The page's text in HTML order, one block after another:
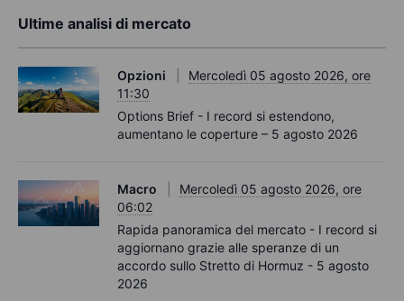
Ultime analisi di mercato
Opzioni
Mercoledì 05 agosto 2026, ore
11:30
Options Brief - I record si estendono,
aumentano le coperture – 5 agosto 2026
Macro
Mercoledì 05 agosto 2026, ore
06:02
Rapida panoramica del mercato - I record si
aggiornano grazie alle speranze di un
accordo sullo Stretto di Hormuz - 5 agosto
2026